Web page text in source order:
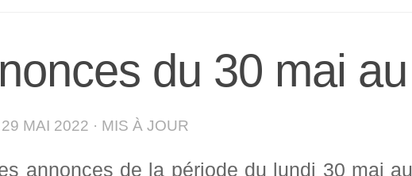
du 30 mai
29 MAI 2022 · MIS À JOUR
annonces de la période du lundi 30 mai